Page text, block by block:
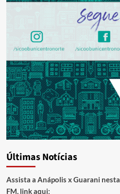
Últimas Notícias
Assista a Anápolis x Guarani
FM, link aqui: